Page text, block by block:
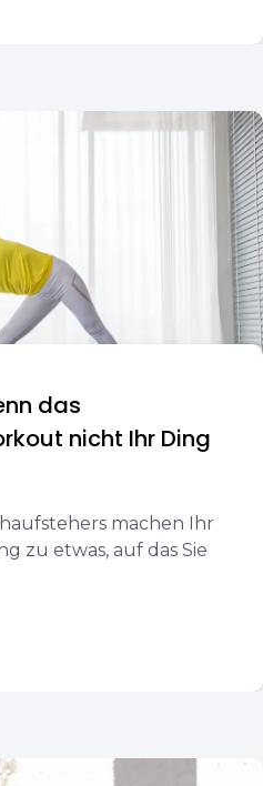
das
nicht Ihr Ding
machen Ihr
zu etwas, auf das Sie